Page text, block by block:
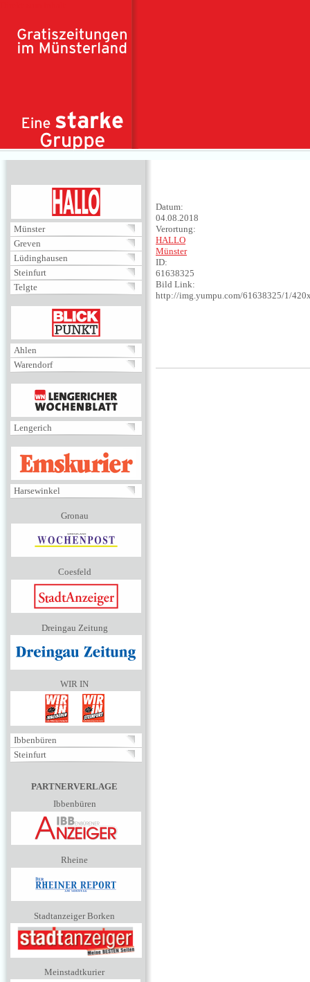
Münster
Greven
Lüdinghausen
Steinfurt
Telgte
BLICKPUNKT
Ahlen
Warendorf
MENÜ
Lengerich
EMSKURIER
Harsewinkel
Gronau
Coesfeld
Dreingau Zeitung
WIR IN
Ibbenbüren
Steinfurt
PARTNERVERLAGE
Ibbenbüren
Rheine
Stadtanzeiger Borken
Meinstadtkurier
Datum:
04.08.2018
Verortung:
HALLO
Münster
ID:
61638325
Bild Link:
http://img.yumpu.com/61638325/1/